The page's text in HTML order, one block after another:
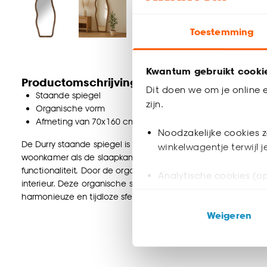
Toestemming
Kwantum gebruikt
Dit doen we om je online
zijn.
Noodzakelijke cookies
winkelwagentje terwijl
Analytische cookies
ook buiten de
Klik op ‘Ja, alles
Weigeren
Productomschrijving
Staande spiegel
Organische vorm
Afmeting van 70x160 cm (lxh)
De Durry staande spiegel is een sfeervolle passpiegel met
woonkamer als de slaapkamer en de hal. Deze grote
functionaliteit. Door de organische vorm krijgt de houten
interieur. Deze organische spiegel is niet alleen praktisch,
harmonieuze en tijdloze sfeer in huis.